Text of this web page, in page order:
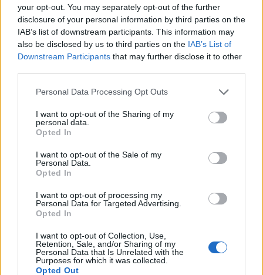
your opt-out. You may separately opt-out of the further
disclosure of your personal information by third parties on the
IAB’s list of downstream participants. This information may
also be disclosed by us to third parties on the IAB’s List of
Downstream Participants that may further disclose it to other
Personal Data Processing Opt Outs
I want to opt-out of the Sharing of my
personal data.
Opted In
I want to opt-out of the Sale of my
Personal Data.
Opted In
I want to opt-out of processing my
Personal Data for Targeted Advertising.
Opted In
I want to opt-out of Collection, Use,
Retention, Sale, and/or Sharing of my
Personal Data that Is Unrelated with the
Purposes for which it was collected.
Opted Out
υδρογόνου - Στον «αέρα» ο διαγωνισμός για την
ανάθεση των μελετών
28/07/2026 - 08:09